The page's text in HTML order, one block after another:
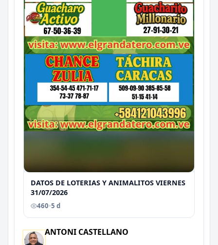
DATOS DE LOTERIAS Y ANIMALITOS VIERNES
31/07/2026
460•5 d
ANTONI CASTELLANO